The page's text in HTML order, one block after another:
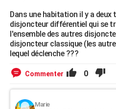
Dans une habitation il y a deux
disjoncteur différentiel qui se
l'ensemble des autres
disjoncteur classique (les
lequel déclenche ???
Commenter 0
Marie